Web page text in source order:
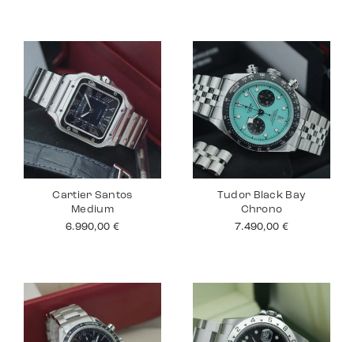
Cartier Santos
Medium
6.990,00 €
Tudor Black Bay
Chrono
7.490,00 €